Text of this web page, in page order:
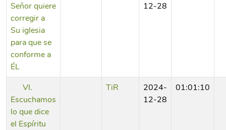
Señor quiere
corregir a
Su iglesia
para que se
conforme a
ÉL
12-28
VI.
Escuchamos
lo que dice
el Espíritu
TiR
2024-
12-28
01:01:10